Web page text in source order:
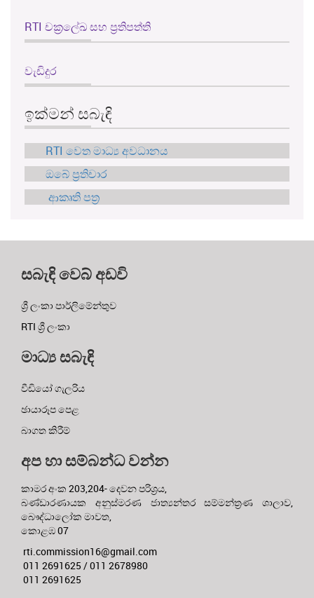
RTI චක්‍රලේඛ සහ ප්‍රතිපත්ති
වැඩිදුර
ඉක්මන් සබැඳි
RTI වෙත මාධ්‍ය අවධානය
ඔබේ ප්‍රතිචාර
ආකෘති පත්‍ර
සබැඳි වෙබ් අඩවි
ශ්‍රී ලංකා පාර්ලිමේන්තුව
RTI ශ්‍රී ලංකා
මාධ්‍ය සබැඳි
වීඩියෝ ගැලරිය
ඡායාරූප පෙළ
බාගත කිරීම්
අප හා සම්බන්ධ වන්න
කාමර අංක 203,204- දෙවන පරිශ්‍රය,
බණ්ඩාරණායක අනුස්මරණ ජාත්‍යන්තර සම්මන්ත්‍රණ ශාලාව,
බෞද්ධාලෝක මාවත,
කොළඹ 07
rti.commission16@gmail.com
011 2691625 / 011 2678980
011 2691625